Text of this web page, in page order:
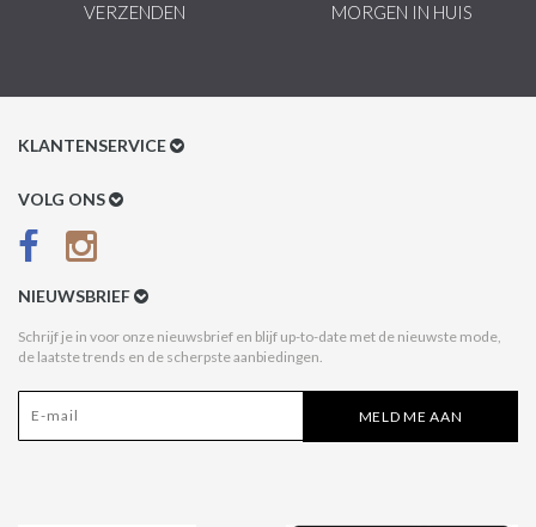
VERZENDEN
MORGEN IN HUIS
KLANTENSERVICE
Klantenservice
Betaalmethoden
Algemene voorwaarden
Disclaimer
VOLG ONS
NIEUWSBRIEF
Schrijf je in voor onze nieuwsbrief en blijf up-to-date met de nieuwste mode,
de laatste trends en de scherpste aanbiedingen.
MELD ME AAN